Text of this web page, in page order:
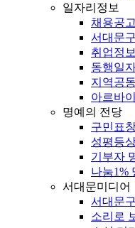
일자리정보
채용공고
서대문
취업정
동행일
지역공
아르바
명예의 전당
구민표
성평등
기부자
나눔1%
서대문미디어
서대문
소리로